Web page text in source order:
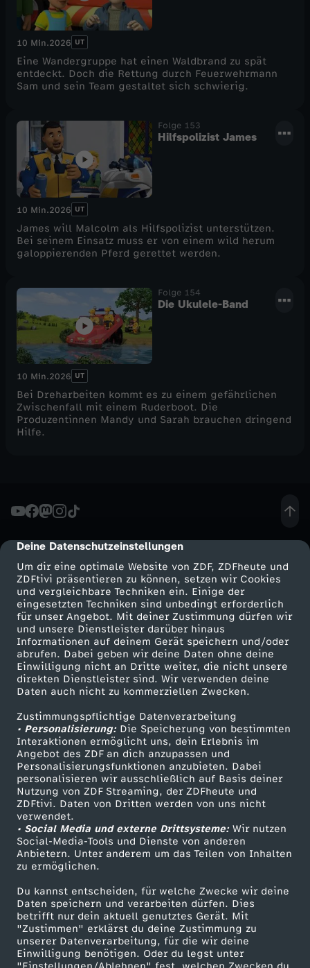
cmp-dialog-description
Deine Datenschutzeinstellungen
Um dir eine optimale Website von ZDF, ZDFheute und
ZDFtivi präsentieren zu können, setzen wir Cookies
und vergleichbare Techniken ein. Einige der
eingesetzten Techniken sind unbedingt erforderlich
für unser Angebot. Mit deiner Zustimmung dürfen wir
und unsere Dienstleister darüber hinaus
Informationen auf deinem Gerät speichern und/oder
abrufen. Dabei geben wir deine Daten ohne deine
Einwilligung nicht an Dritte weiter, die nicht unsere
direkten Dienstleister sind. Wir verwenden deine
Daten auch nicht zu kommerziellen Zwecken.
Zustimmungspflichtige Datenverarbeitung
• Personalisierung:Die Speicherung von bestimmten
Interaktionen ermöglicht uns, dein Erlebnis im
Angebot des ZDF an dich anzupassen und
Personalisierungsfunktionen anzubieten. Dabei
personalisieren wir ausschließlich auf Basis deiner
Nutzung von ZDF Streaming, der ZDFheute und
ZDFtivi. Daten von Dritten werden von uns nicht
verwendet.
• Social Media und externe Drittsysteme:Wir nutzen
Social-Media-Tools und Dienste von anderen
Anbietern. Unter anderem um das Teilen von Inhalten
zu ermöglichen.
Du kannst entscheiden, für welche Zwecke wir deine
Daten speichern und verarbeiten dürfen. Dies
betrifft nur dein aktuell genutztes Gerät. Mit
"Zustimmen" erklärst du deine Zustimmung zu
unserer Datenverarbeitung, für die wir deine
Einwilligung benötigen. Oder du legst unter
10 Min.2026 UT
Eine Wandergruppe hat einen Waldbrand zu spät
entdeckt. Doch die Rettung durch Feuerwehrmann
Sam und sein Team gestaltet sich schwierig.
Folge 153
Hilfspolizist James
10 Min.2026 UT
James will Malcolm als Hilfspolizist unterstützen.
Bei seinem Einsatz muss er von einem wild herum
galoppierenden Pferd gerettet werden.
Folge 154
Die Ukulele-Band
10 Min.2026 UT
Bei Dreharbeiten kommt es zu einem gefährlichen
Zwischenfall mit einem Ruderboot. Die
Produzentinnen Mandy und Sarah brauchen dringend
Hilfe.
Mehr ZDF
ZDF-Apps
Smart TV
ZDFtext
Livestreams
Sendungen A-Z
TV-Programm
Service
ZDFmitreden
Kontakt zum ZDF
Tickets
Zuschauerservice
Hilfe
ZDF Unternehmen
Karriere
ZDF goes Schule
Werbefernsehen
Mainzelmännchen